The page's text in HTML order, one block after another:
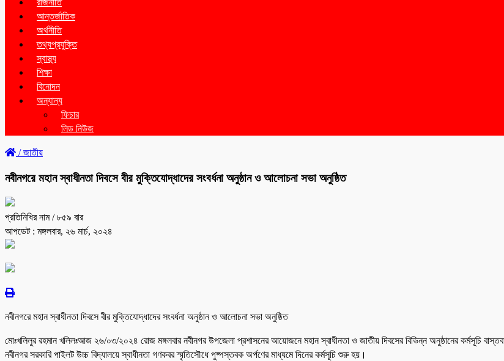
রাজনীতি
আন্তর্জাতিক
অর্থনীতি
তথ্যপ্রযুক্তি
স্বাস্থ্য
শিক্ষা
বিনোদন
অন্যান্য
ফিচার
লিড নিউজ
/জাতীয়
নবীনগরে মহান স্বাধীনতা দিবসে বীর মুক্তিযোদ্ধাদের সংবর্ধনা অনুষ্ঠান ও আলোচনা সভা অনুষ্ঠিত
প্রতিনিধির নাম/ ৮৫৯ বার
আপডেট : মঙ্গলবার, ২৬ মার্চ, ২০২৪
নবীনগরে মহান স্বাধীনতা দিবসে বীর মুক্তিযোদ্ধাদের সংবর্ধনা অনুষ্ঠান ও আলোচনা সভা অনুষ্ঠিত
মোঃখলিলুর রহমান খলিলঃআজ ২৬/০৩/২০২৪ রোজ মঙ্গলবার নবীনগর উপজেলা প্রশাসনের আয়োজনে মহান স্বাধীনতা ও জাতীয় দিবসের বিভিন্ন অনুষ্ঠানের কর্মসূচি
নবীনগর সরকারি পাইলট উচ্চ বিদ্যালয়ে স্বাধীনতা গণকবর স্মৃতিসৌধে পুষ্পস্তবক অর্পণের মাধ্যমে দিনের কর্মসূচি শুরু হয়।